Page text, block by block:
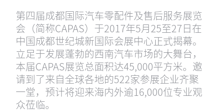
第四届成都国际汽车零配件及售后服务展览
会（简称CAPAS）于2017年5月25至27日在
中国成都世纪城新国际会展中心正式揭幕。
立足于发展蓬勃的西南汽车市场的大舞台，
本届CAPAS展览总面积达45,000平方米。邀
请到了来自全球各地的522家参展企业齐聚
一堂，预计将迎来海内外逾16,000位专业观
众莅临。